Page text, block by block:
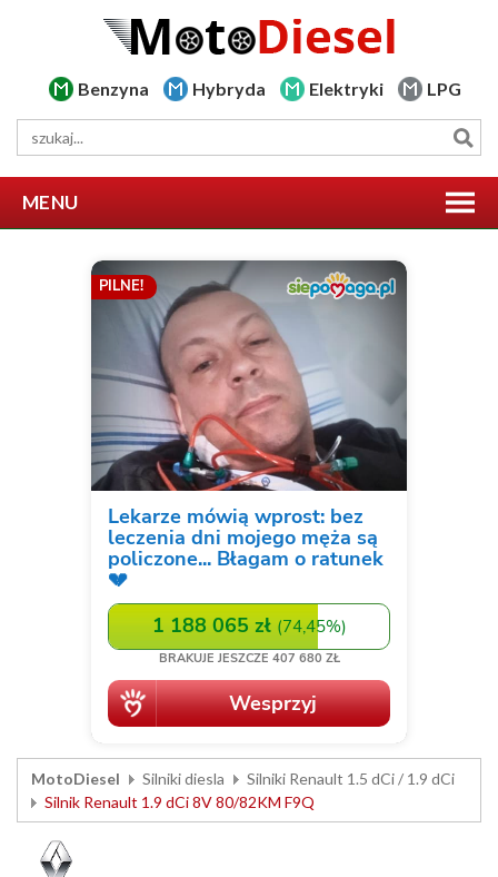
Benzyna Hybryda Elektryki LPG
MENU
MotoDiesel Silniki diesla
Silniki Renault 1.5 dCi / 1.9 dCi
Silnik Renault 1.9 dCi 8V 80/82KM F9Q